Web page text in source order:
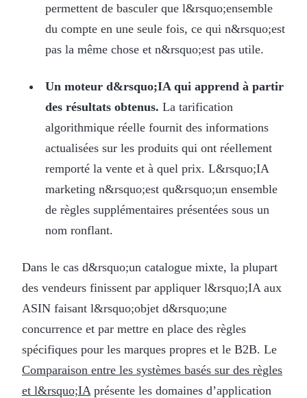
permettent de basculer que l&rsquo;ensemble
du compte en une seule fois, ce qui n&rsquo;est
pas la même chose et n&rsquo;est pas utile.
Un moteur d&rsquo;IA qui apprend à partir
des résultats obtenus. La tarification
algorithmique réelle fournit des informations
actualisées sur les produits qui ont réellement
remporté la vente et à quel prix. L&rsquo;IA
marketing n&rsquo;est qu&rsquo;un ensemble
de règles supplémentaires présentées sous un
nom ronflant.
Dans le cas d&rsquo;un catalogue mixte, la plupart
des vendeurs finissent par appliquer l&rsquo;IA aux
ASIN faisant l&rsquo;objet d&rsquo;une
concurrence et par mettre en place des règles
spécifiques pour les marques propres et le B2B. Le
Comparaison entre les systèmes basés sur des règles
et l&rsquo;IA présente les domaines d’application